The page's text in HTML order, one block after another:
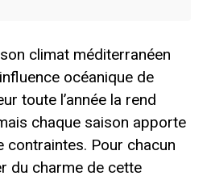
climat méditerranéen
océanique de
toute l’année la rend
chaque saison apporte
contraintes. Pour chacun
du charme de cette